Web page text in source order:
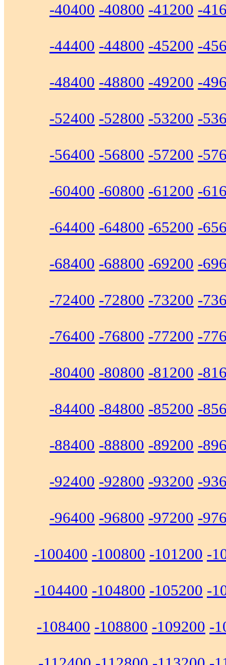
-40400 -40800 -41200 -
-44400 -44800 -45200 -
-48400 -48800 -49200 -
-52400 -52800 -53200 -
-56400 -56800 -57200 -
-60400 -60800 -61200 -
-64400 -64800 -65200 -
-68400 -68800 -69200 -
-72400 -72800 -73200 -
-76400 -76800 -77200 -
-80400 -80800 -81200 -
-84400 -84800 -85200 -
-88400 -88800 -89200 -
-92400 -92800 -93200 -
-96400 -96800 -97200 -
-100400 -100800 -101200 -
-104400 -104800 -105200 -
-108400 -108800 -109200 -